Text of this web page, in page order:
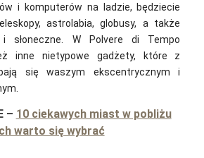
i komputerów na ladzie, będziecie
astrolabia, globusy, a także
i słoneczne. W Polvere di Tempo
inne nietypowe gadżety, które z
się waszym ekscentrycznym i
– 10 ciekawych miast w pobliżu
warto się wybrać